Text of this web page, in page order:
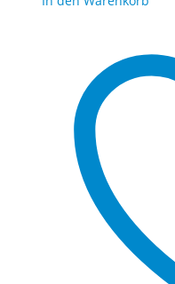
54,99€27,90€.